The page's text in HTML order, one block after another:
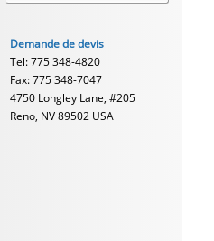
Demande de devis
Tel: 775 348-4820
Fax: 775 348-7047
4750 Longley Lane, #205
Reno, NV 89502 USA